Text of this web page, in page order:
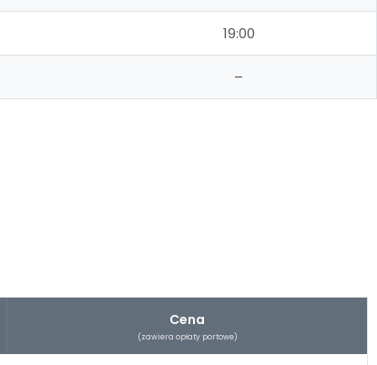
19:00
–
Cena
(zawiera opłaty portowe)